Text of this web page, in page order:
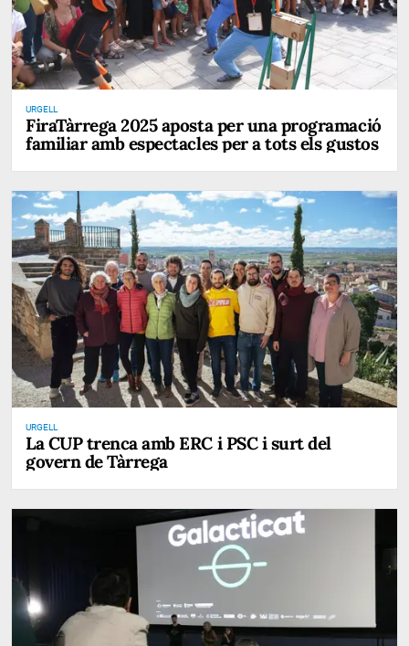
URGELL
FiraTàrrega 2025 aposta per una programació
familiar amb espectacles per a tots els gustos
URGELL
La CUP trenca amb ERC i PSC i surt del
govern de Tàrrega